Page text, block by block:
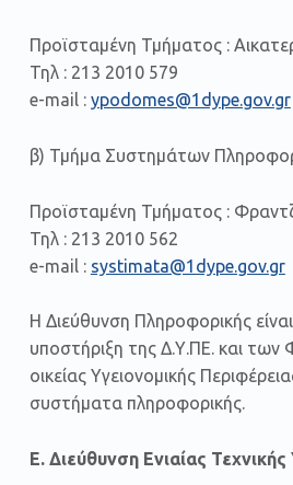
Προϊσταμένη Τμήματος :
Τηλ : 213 2010 579
e-mail : ypodomes@1dype.gov.gr
β) Τμήμα Συστημάτων
Προϊσταμένη Τμήματος :
Τηλ : 213 2010 562
e-mail : systimata@1dype.gov.gr
Η Διεύθυνση Πληροφορικής
υποστήριξη της Δ.Υ.ΠΕ. και των
οικείας Υγειονομικής
συστήματα πληροφορικής.
Ε. Διεύθυνση Ενιαίας